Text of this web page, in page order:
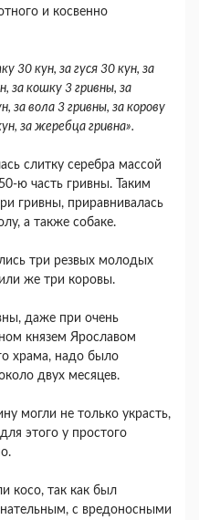
и косвенно
30 кун, за гуся 30 кун, за
за кошку 3 гривны, за
за вола 3 гривны, за корову
за жеребца гривна».
слитку серебра массой
ю часть гривны. Таким
гривны, приравнивалась
а также собаке.
три резвых молодых
же три коровы.
даже при очень
князем Ярославом
храма, надо было
двух месяцев.
могли не только украсть,
этого у простого
косо, так как был
с вредоносными